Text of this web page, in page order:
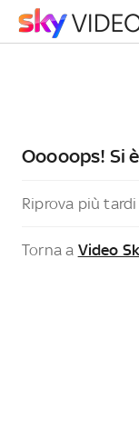
Ooooops! Si
Riprova più tardi
Torna a Video